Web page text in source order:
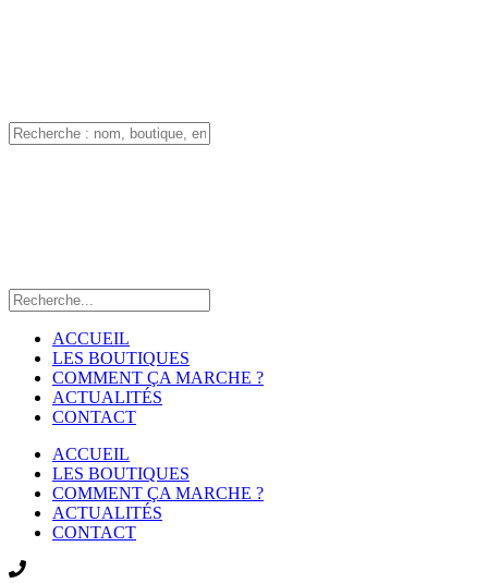
ACCUEIL
LES BOUTIQUES
COMMENT ÇA MARCHE ?
ACTUALITÉS
CONTACT
ACCUEIL
LES BOUTIQUES
COMMENT ÇA MARCHE ?
ACTUALITÉS
CONTACT